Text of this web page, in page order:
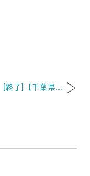
[終了]【千葉県...